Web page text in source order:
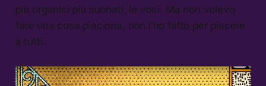
più organici più suonati, le voci. Ma non volevo
fare una cosa piaciona, non l’ho fatto per piacere
a tutti.